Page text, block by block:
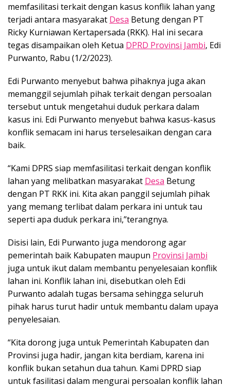
memfasilitasi terkait dengan kasus konflik lahan yang
terjadi antara masyarakat Desa Betung dengan PT
Ricky Kurniawan Kertapersada (RKK). Hal ini secara
tegas disampaikan oleh Ketua DPRD Provinsi Jambi, Edi
Purwanto, Rabu (1/2/2023).
Edi Purwanto menyebut bahwa pihaknya juga akan
memanggil sejumlah pihak terkait dengan persoalan
tersebut untuk mengetahui duduk perkara dalam
kasus ini. Edi Purwanto menyebut bahwa kasus-kasus
konflik semacam ini harus terselesaikan dengan cara
baik.
“Kami DPRS siap memfasilitasi terkait dengan konflik
lahan yang melibatkan masyarakat Desa Betung
dengan PT RKK ini. Kita akan panggil sejumlah pihak
yang memang terlibat dalam perkara ini untuk tau
seperti apa duduk perkara ini,”terangnya.
Disisi lain, Edi Purwanto juga mendorong agar
pemerintah baik Kabupaten maupun Provinsi Jambi
juga untuk ikut dalam membantu penyelesaian konflik
lahan ini. Konflik lahan ini, disebutkan oleh Edi
Purwanto adalah tugas bersama sehingga seluruh
pihak harus turut hadir untuk membantu dalam upaya
penyelesaian.
“Kita dorong juga untuk Pemerintah Kabupaten dan
Provinsi juga hadir, jangan kita berdiam, karena ini
konflik bukan setahun dua tahun. Kami DPRD siap
untuk fasilitasi dalam mengurai persoalan konflik lahan